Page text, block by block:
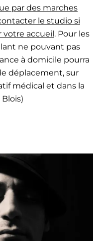
par des marches
le studio si
votre accueil. Pour les
ne pouvant pas
à domicile pourra
déplacement, sur
médical et dans la